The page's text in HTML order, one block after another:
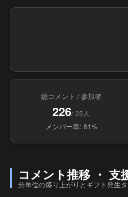
総コメント / 参加者
226/ 25人
メンバー率: 81%
コメント推移 ・ 支
分単位の盛り上がりとギフト発生